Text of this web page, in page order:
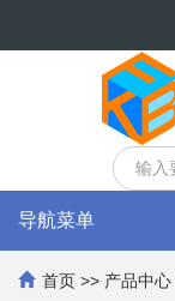
导航菜单
首页 >> 产品中心